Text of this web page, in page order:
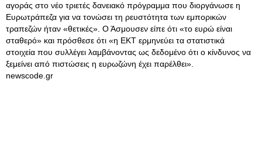
αγοράς στο νέο τριετές δανειακό πρόγραμμα που διοργάνωσε η
Ευρωτράπεζα για να τονώσει τη ρευστότητα των εμπορικών
τραπεζών ήταν «θετικές». Ο Άσμουσεν είπε ότι «το ευρώ είναι
σταθερό» και πρόσθεσε ότι «η ΕΚΤ ερμηνεύει τα στατιστικά
στοιχεία που συλλέγει λαμβάνοντας ως δεδομένο ότι ο κίνδυνος να
ξεμείνει από πιστώσεις η ευρωζώνη έχει παρέλθει».
newscode.gr